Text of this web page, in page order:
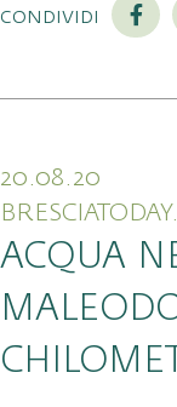
condividi
20.08.20
ACQUA